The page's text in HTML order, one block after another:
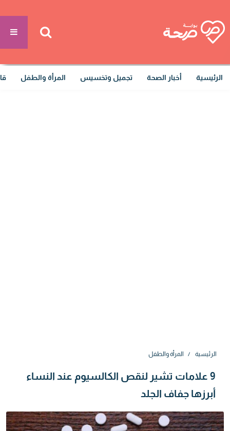
الرئيسية أخبار الصحة تجميل وتخسيس المرأة والطفل
الرئيسية المرأة والطفل
9 علامات تشير لنقص الكالسيوم عند النساء
أبرزها جفاف الجلد